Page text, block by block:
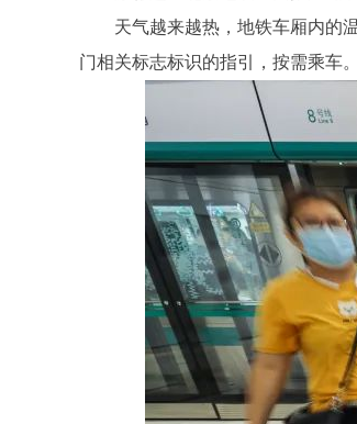
天气越来越热，地铁车厢内的温
门相关标志标识的指引，按需乘车。